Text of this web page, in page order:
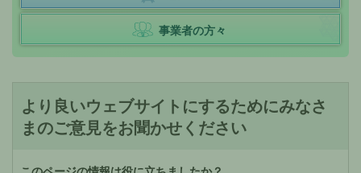
事業者の方々
より良いウェブサイトにするためにみなさ
まのご意見をお聞かせください